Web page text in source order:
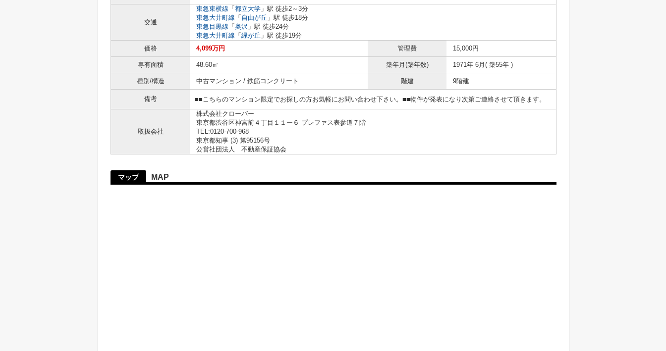
交通
東急東横線 「 都立大学 」駅 徒歩2～3分
東急大井町線 「 自由が丘 」駅 徒歩18分
東急目黒線 「 奥沢 」駅 徒歩24分
東急大井町線 「 緑が丘 」駅 徒歩19分
価格
4,099万円 管理費 15,000円
専有面積 48.60㎡ 築年月(築年数) 1971年 6月( 築55年 )
種別/構造 中古マンション / 鉄筋コンクリート 階建 9階建
備考 ■■こちらのマンション限定でお探しの方お気軽にお問い合わせ下さい。■■物件が発表になり次第ご連絡させて頂きます。
取扱会社
株式会社クローバー
東京都渋谷区神宮前４丁目１１ー６ プレファス表参道７階
TEL:0120-700-968
東京都知事 (3) 第95156号
公営社団法人 不動産保証協会
マップ MAP